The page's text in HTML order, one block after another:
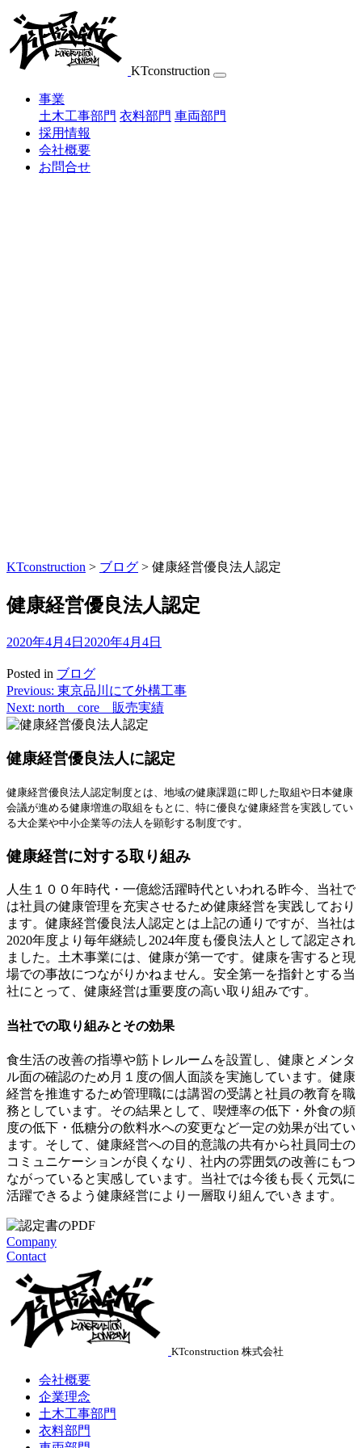
Skip
content
KTconstruction
事業
土木工事部門 衣料部門 車両部門
採用情報
会社概要
お問合せ
KTconstruction > ブログ > 健康経営優良法人認定
健康経営優良法人認定
2020年4月4日 2020年4月4日
Posted in ブログ
投
稿
ナ
ビ
ゲ
ー
シ
ン
Previous: 東京品川にて外構工事
Next: north core 販売実績
健康経営優良法人に認定
健康経営優良法人認定制度とは、地域の健康課題に即した取組や日本健康
会議が進める健康増進の取組をもとに、特に優良な健康経営を実践してい
る大企業や中小企業等の法人を顕彰する制度です。
健康経営に対する取り組み
人生１００年時代・一億総活躍時代といわれる昨今、当社で
は社員の健康管理を充実させるため健康経営を実践しており
ます。健康経営優良法人認定とは上記の通りですが、当社は
2020年度より毎年継続し2024年度も優良法人として認定され
ました。土木事業には、健康が第一です。健康を害すると現
場での事故につながりかねません。安全第一を指針とする当
社にとって、健康経営は重要度の高い取り組みです。
当社での取り組みとその効果
食生活の改善の指導や筋トレルームを設置し、健康とメンタ
ル面の確認のため月１度の個人面談を実施しています。健康
経営を推進するため管理職には講習の受講と社員の教育を職
務としています。その結果として、喫煙率の低下・外食の頻
度の低下・低糖分の飲料水への変更など一定の効果が出てい
ます。そして、健康経営への目的意識の共有から社員同士の
コミュニケーションが良くなり、社内の雰囲気の改善にもつ
ながっていると実感しています。当社では今後も長く元気に
活躍できるよう健康経営により一層取り組んでいきます。
Company
Contact
KTconstruction 株式会社
会社概要
企業理念
土木工事部門
衣料部門